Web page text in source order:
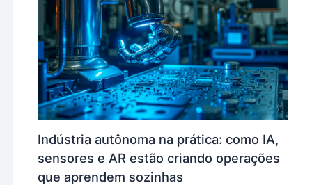
Indústria autônoma na prática: como IA,
sensores e AR estão criando operações
que aprendem sozinhas